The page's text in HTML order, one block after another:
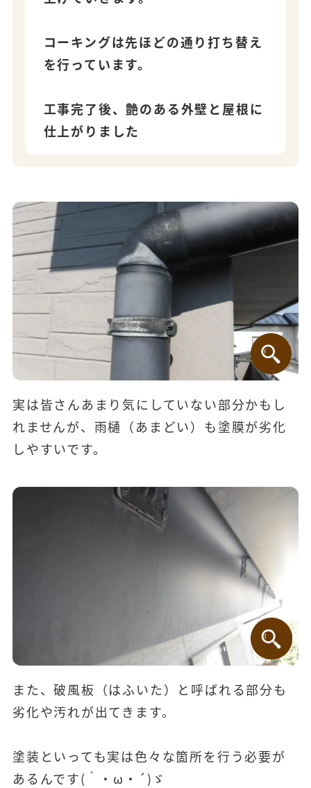
コーキングは先ほどの通り打ち替え
を行っています。
工事完了後、艶のある外壁と屋根に
仕上がりました
実は皆さんあまり気にしていない部分かもし
れませんが、雨樋（あまどい）も塗膜が劣化
しやすいです。
また、破風板（はふいた）と呼ばれる部分も
劣化や汚れが出てきます。
塗装といっても実は色々な箇所を行う必要が
あるんです(｀・ω・´)ゞ